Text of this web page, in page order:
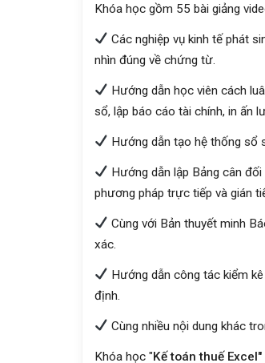
Khóa học gồm 55 bài giảng
Các nghiệp vụ kinh tế phát
nhìn đúng về chứng từ.
Hướng dẫn học viên cách
sổ, lập báo cáo tài chính, in ấn
Hướng dẫn tạo hệ thống sổ
Hướng dẫn lập Bảng cân
phương pháp trực tiếp và gián
Cùng với Bản thuyết minh
xác.
Hướng dẫn công tác kiểm
định.
Cùng nhiều nội dung khác
Khóa học "Kế toán thuế Excel"